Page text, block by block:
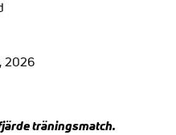
2026
träningsmatch.